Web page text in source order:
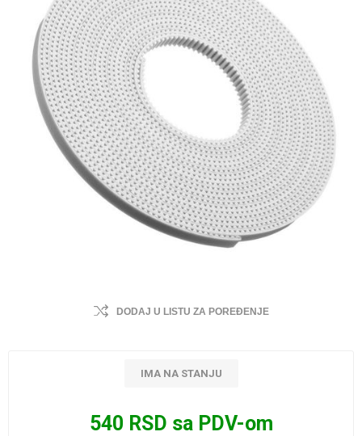
DODAJ U LISTU ZA POREĐENJE
IMA NA STANJU
540 RSD sa PDV-om